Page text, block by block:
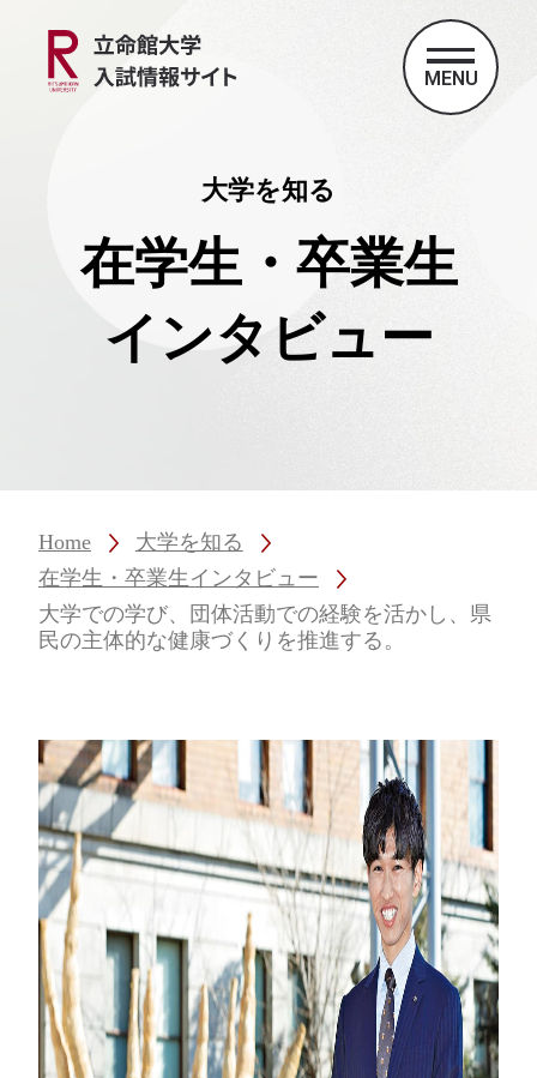
MENU
大学を知る
在学生・卒業生
インタビュー
Home
大学を知る
在学生・卒業生インタビュー
大学での学び、団体活動での経験を活かし、県
民の主体的な健康づくりを推進する。